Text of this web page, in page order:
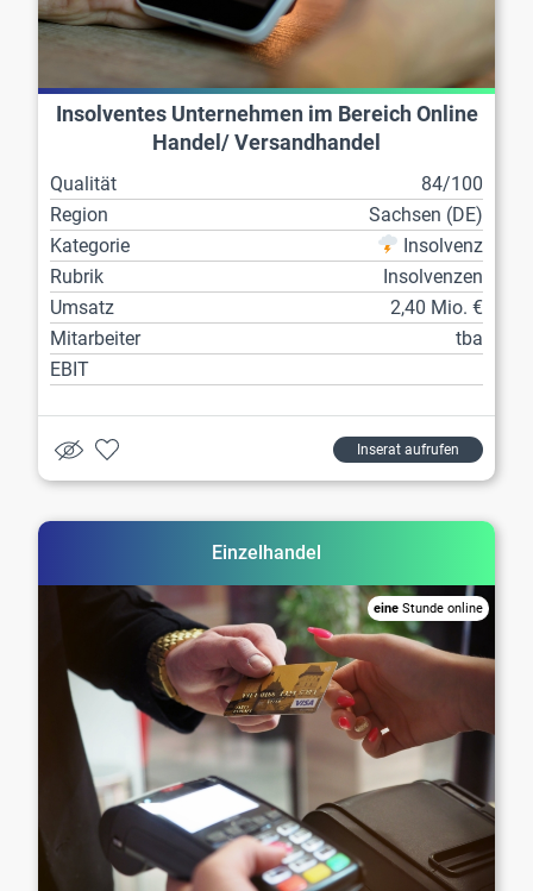
Insolventes Unternehmen im Bereich Online
Handel/ Versandhandel
Qualität
84/100
Region
Sachsen (DE)
Kategorie
Insolvenz
Rubrik
Insolvenzen
Umsatz
2,40 Mio. €
Mitarbeiter
tba
EBIT
Inserat aufrufen
Einzelhandel
eine Stunde online